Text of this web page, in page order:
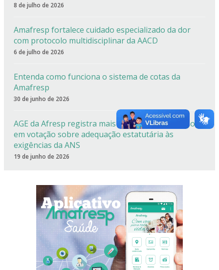
8 de julho de 2026
Amafresp fortalece cuidado especializado da dor
com protocolo multidisciplinar da AACD
6 de julho de 2026
Entenda como funciona o sistema de cotas da
Amafresp
30 de junho de 2026
AGE da Afresp registra mais de 90% de aprovação
em votação sobre adequação estatutária às
exigências da ANS
19 de junho de 2026